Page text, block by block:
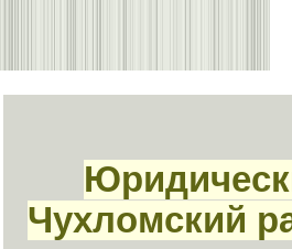
Чухломский